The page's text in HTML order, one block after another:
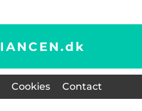
dk
Cookies Contact